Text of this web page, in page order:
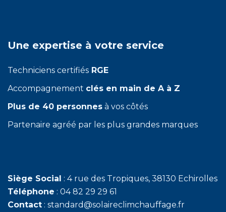
Une expertise à votre service
Techniciens certifiés RGE
Accompagnement clés en main de A à Z
Plus de 40 personnes à vos côtés
Partenaire agréé par les plus grandes marques
Siège Social : 4 rue des Tropiques, 38130 Echirolles
Téléphone : 04 82 29 29 61
Contact : standard@solaireclimchauffage.fr